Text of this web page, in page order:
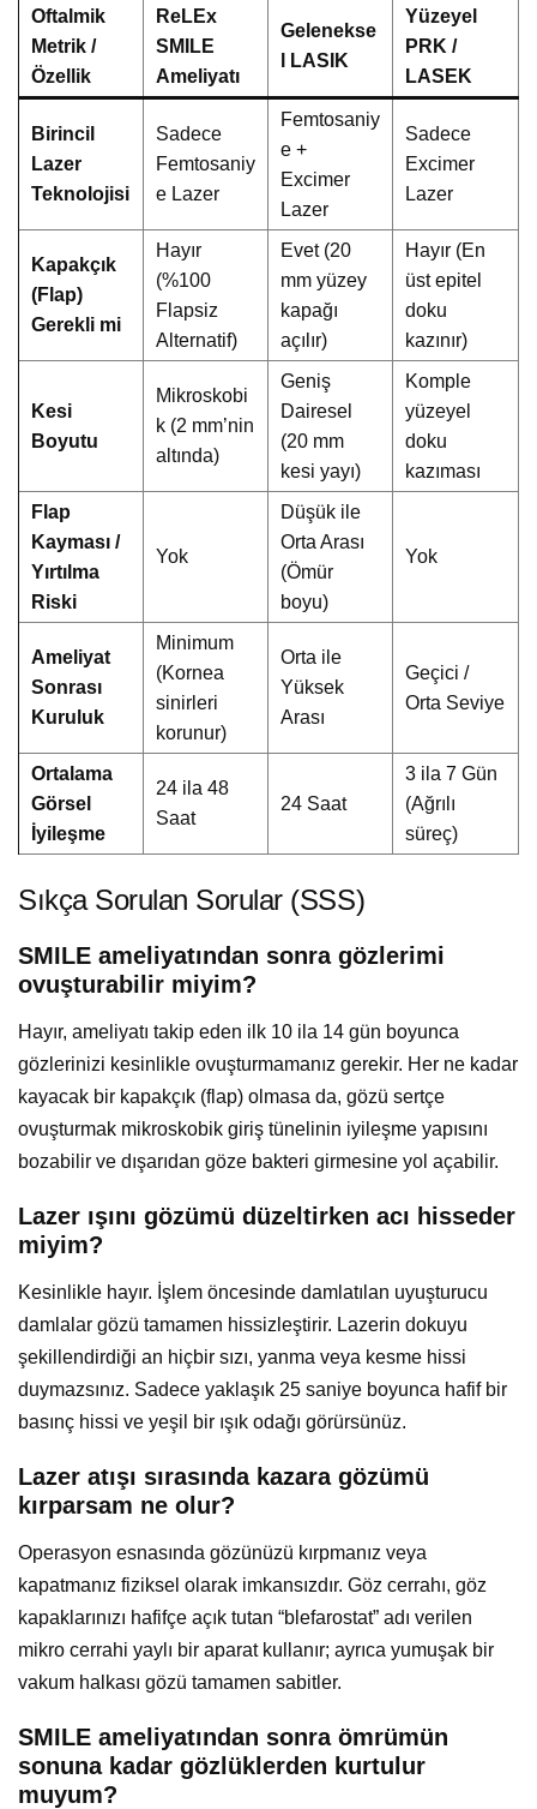
Oftalmik
Metrik /
Özellik
ReLEx
SMILE
Ameliyatı
Gelenekse
l LASIK
Yüzeyel
PRK /
LASEK
Birincil
Lazer
Teknolojisi
Sadece
Femtosaniy
e Lazer
Femtosaniy
e +
Excimer
Lazer
Sadece
Excimer
Lazer
Kapakçık
(Flap)
Gerekli mi
Hayır
(%100
Flapsiz
Alternatif)
Evet (20
mm yüzey
kapağı
açılır)
Hayır (En
üst epitel
doku
kazınır)
Kesi
Boyutu
Mikroskobi
k (2 mm’nin
altında)
Geniş
Dairesel
(20 mm
kesi yayı)
Komple
yüzeyel
doku
kazıması
Flap
Kayması /
Yırtılma
Riski
Yok
Düşük ile
Orta Arası
(Ömür
boyu)
Yok
Ameliyat
Sonrası
Kuruluk
Minimum
(Kornea
sinirleri
korunur)
Orta ile
Yüksek
Arası
Geçici /
Orta Seviye
Ortalama
Görsel
İyileşme
24 ila 48
Saat
24 Saat
3 ila 7 Gün
(Ağrılı
süreç)
Sıkça Sorulan Sorular (SSS)
SMILE ameliyatından sonra gözlerimi
ovuşturabilir miyim?
Hayır, ameliyatı takip eden ilk 10 ila 14 gün boyunca
gözlerinizi kesinlikle ovuşturmamanız gerekir. Her ne kadar
kayacak bir kapakçık (flap) olmasa da, gözü sertçe
ovuşturmak mikroskobik giriş tünelinin iyileşme yapısını
bozabilir ve dışarıdan göze bakteri girmesine yol açabilir.
Lazer ışını gözümü düzeltirken acı hisseder
miyim?
Kesinlikle hayır. İşlem öncesinde damlatılan uyuşturucu
damlalar gözü tamamen hissizleştirir. Lazerin dokuyu
şekillendirdiği an hiçbir sızı, yanma veya kesme hissi
duymazsınız. Sadece yaklaşık 25 saniye boyunca hafif bir
basınç hissi ve yeşil bir ışık odağı görürsünüz.
Lazer atışı sırasında kazara gözümü
kırparsam ne olur?
Operasyon esnasında gözünüzü kırpmanız veya
kapatmanız fiziksel olarak imkansızdır. Göz cerrahı, göz
kapaklarınızı hafifçe açık tutan “blefarostat” adı verilen
mikro cerrahi yaylı bir aparat kullanır; ayrıca yumuşak bir
vakum halkası gözü tamamen sabitler.
SMILE ameliyatından sonra ömrümün
sonuna kadar gözlüklerden kurtulur
muyum?